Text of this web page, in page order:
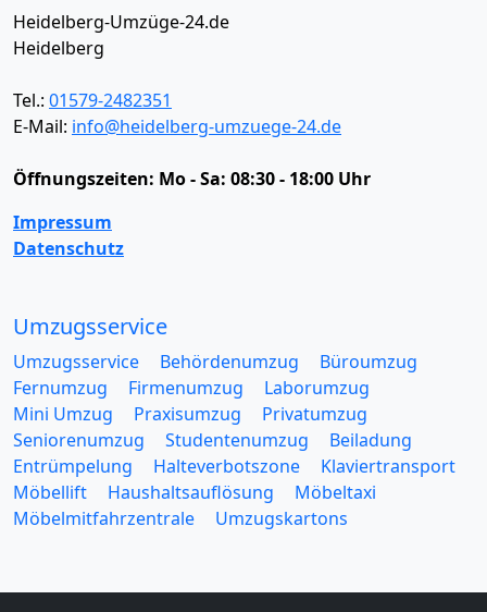
Heidelberg-Umzüge-24.de
Heidelberg
Tel.: 01579-2482351
E-Mail: info@heidelberg-umzuege-24.de
Öffnungszeiten: Mo - Sa: 08:30 - 18:00 Uhr
Impressum
Datenschutz
Umzugsservice
Umzugsservice Behördenumzug
Büroumzug
Fernumzug
Firmenumzug
Laborumzug
Mini Umzug
Praxisumzug
Privatumzug
Seniorenumzug
Studentenumzug
Beiladung
Entrümpelung
Halteverbotszone
Klaviertransport
Möbellift
Haushaltsauflösung
Möbeltaxi
Möbelmitfahrzentrale
Umzugskartons